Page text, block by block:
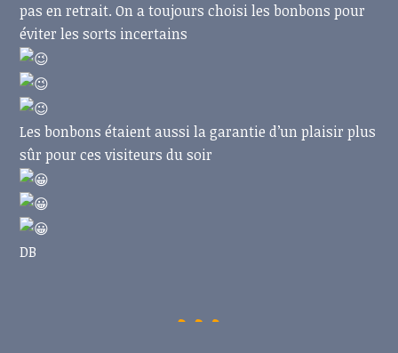
pas en retrait. On a toujours choisi les bonbons pour
éviter les sorts incertains
Les bonbons étaient aussi la garantie d’un plaisir plus
sûr pour ces visiteurs du soir
DB